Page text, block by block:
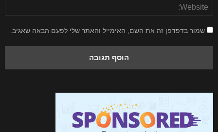
שמור בדפדפן זה את השם, האימייל והאתר שלי לפעם הבאה שאגיב.